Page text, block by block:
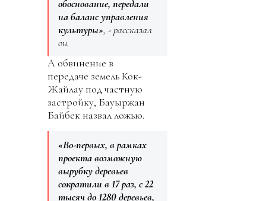
обоснование, передали
на баланс управления
культуры», - рассказал
он.
А обвинение в
передаче земель Кок-
Жайлау под частную
застройку, Бауыржан
Байбек назвал ложью.
«Во-первых, в рамках
проекта возможную
вырубку деревьев
сократили в 17 раз, с 22
тысяч до 1280 деревьев,